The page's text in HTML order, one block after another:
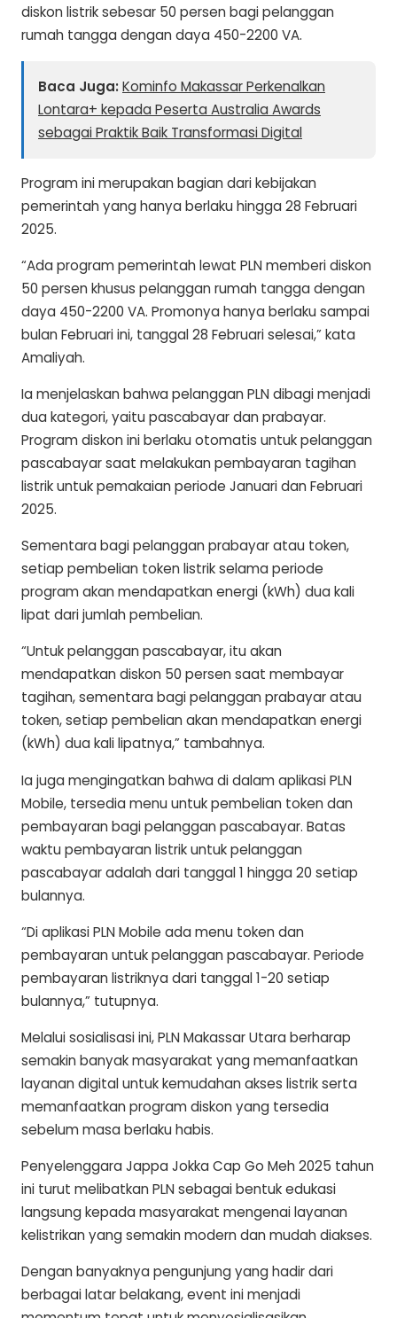
diskon listrik sebesar 50 persen bagi pelanggan
rumah tangga dengan daya 450-2200 VA.
Baca Juga:Kominfo Makassar Perkenalkan
Lontara+ kepada Peserta Australia Awards
sebagai Praktik Baik Transformasi Digital
Program ini merupakan bagian dari kebijakan
pemerintah yang hanya berlaku hingga 28 Februari
2025.
“Ada program pemerintah lewat PLN memberi diskon
50 persen khusus pelanggan rumah tangga dengan
daya 450-2200 VA. Promonya hanya berlaku sampai
bulan Februari ini, tanggal 28 Februari selesai,” kata
Amaliyah.
Ia menjelaskan bahwa pelanggan PLN dibagi menjadi
dua kategori, yaitu pascabayar dan prabayar.
Program diskon ini berlaku otomatis untuk pelanggan
pascabayar saat melakukan pembayaran tagihan
listrik untuk pemakaian periode Januari dan Februari
2025.
Sementara bagi pelanggan prabayar atau token,
setiap pembelian token listrik selama periode
program akan mendapatkan energi (kWh) dua kali
lipat dari jumlah pembelian.
“Untuk pelanggan pascabayar, itu akan
mendapatkan diskon 50 persen saat membayar
tagihan, sementara bagi pelanggan prabayar atau
token, setiap pembelian akan mendapatkan energi
(kWh) dua kali lipatnya,” tambahnya.
Ia juga mengingatkan bahwa di dalam aplikasi PLN
Mobile, tersedia menu untuk pembelian token dan
pembayaran bagi pelanggan pascabayar. Batas
waktu pembayaran listrik untuk pelanggan
pascabayar adalah dari tanggal 1 hingga 20 setiap
bulannya.
“Di aplikasi PLN Mobile ada menu token dan
pembayaran untuk pelanggan pascabayar. Periode
pembayaran listriknya dari tanggal 1-20 setiap
bulannya,” tutupnya.
Melalui sosialisasi ini, PLN Makassar Utara berharap
semakin banyak masyarakat yang memanfaatkan
layanan digital untuk kemudahan akses listrik serta
memanfaatkan program diskon yang tersedia
sebelum masa berlaku habis.
Penyelenggara Jappa Jokka Cap Go Meh 2025 tahun
ini turut melibatkan PLN sebagai bentuk edukasi
langsung kepada masyarakat mengenai layanan
kelistrikan yang semakin modern dan mudah diakses.
Dengan banyaknya pengunjung yang hadir dari
berbagai latar belakang, event ini menjadi